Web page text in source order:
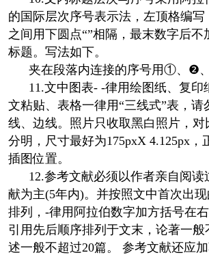
的国际层次序号表示法，左顶格编
之间用下圆点“”相隔，最末数字后不
标题。写法如下。
夹在段落内连接的序号用①、❷、
11.文中图表- -律用绘图纸、复印
文粘贴、表格一律用“三线式”表，请
线、边线。照片只收取黑白照片，对
分明，尺寸最好为175pxX 4.125px，
插图位置。
12.参考文献必须以作者亲自阅读
献为主(5年内)。并按照文中首次出
排列，-律用阿拉伯数字加方括号在
引用先后顺序排列于文末，论著一般
述一般不超过20篇。 参考文献还应加